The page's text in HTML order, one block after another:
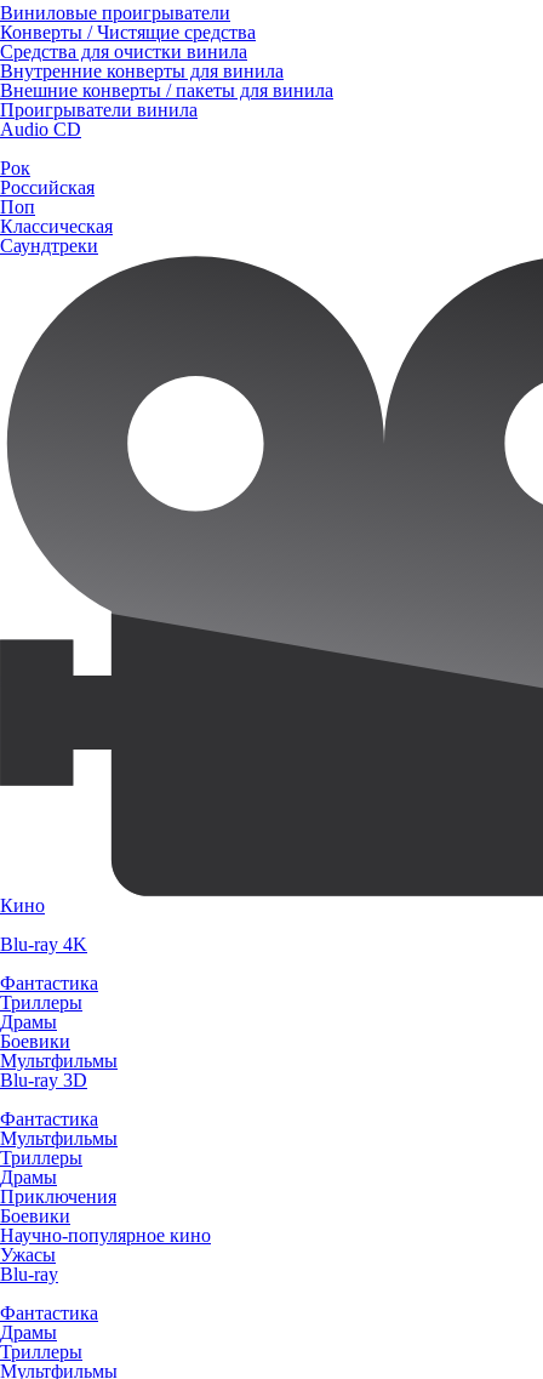
Виниловые проигрыватели
Конверты / Чистящие средства
Средства для очистки винила
Внутренние конверты для винила
Внешние конверты / пакеты для винила
Проигрыватели винила
Audio CD
Рок
Российская
Поп
Классическая
Саундтреки
Кино
Blu-ray 4K
Фантастика
Триллеры
Драмы
Боевики
Мультфильмы
Blu-ray 3D
Фантастика
Мультфильмы
Триллеры
Драмы
Приключения
Боевики
Научно-популярное кино
Ужасы
Blu-ray
Фантастика
Драмы
Триллеры
Мультфильмы